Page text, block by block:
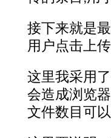
接下来就是
用户点击上
这里我采用
会造成浏览
文件数目可